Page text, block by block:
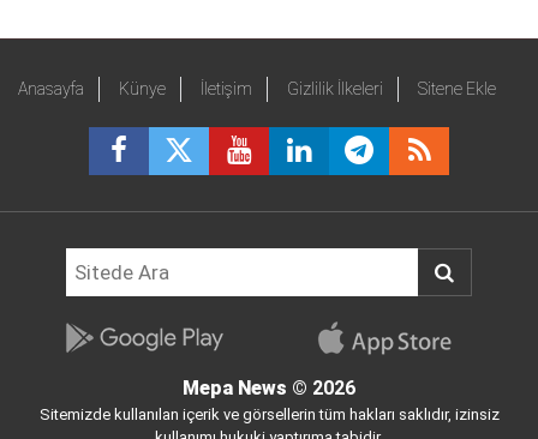
Anasayfa Künye İletişim Gizlilik İlkeleri Sitene Ekle
Mepa News © 2026
Sitemizde kullanılan içerik ve görsellerin tüm hakları saklıdır, izinsiz